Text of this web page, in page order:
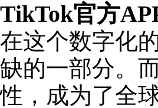
TikTok官方
在这个数字化
缺的一部分。
性，成为了全